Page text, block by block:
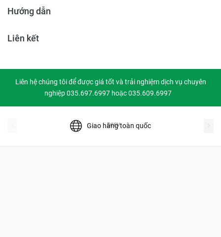
Hướng dẫn
Liên kết
Liên hệ chúng tôi để được giá tốt và trải nghiệm dịch vụ chuyên
nghiệp 035.697.6997 hoặc 035.609.6997
Giao hàng toàn quốc
prev